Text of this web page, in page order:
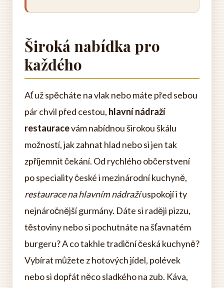
Široká nabídka pro
každého
Ať už spěcháte na vlak nebo máte před sebou
pár chvil před cestou, hlavní nádraží
restauracevám nabídnou širokou škálu
možností, jak zahnat hlad nebo si jen tak
zpříjemnit čekání. Od rychlého občerstvení
po speciality české i mezinárodní kuchyně,
restaurace na hlavním nádražíuspokojí i ty
nejnáročnější gurmány. Dáte si raději pizzu,
těstoviny nebo si pochutnáte na šťavnatém
burgeru? A co takhle tradiční česká kuchyně?
Vybírat můžete z hotových jídel, polévek
nebo si dopřát něco sladkého na zub. Káva,